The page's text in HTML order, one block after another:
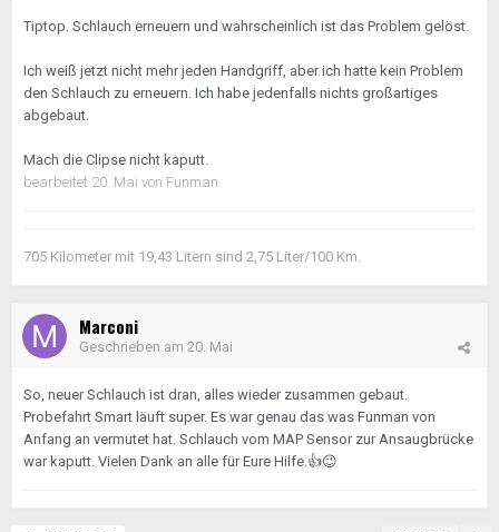
Tiptop. Schlauch erneuern und wahrscheinlich ist das Problem gelöst.
Ich weiß jetzt nicht mehr jeden Handgriff, aber ich hatte kein Problem
den Schlauch zu erneuern. Ich habe jedenfalls nichts großartiges
abgebaut.
Mach die Clipse nicht kaputt.
bearbeitet 20. Mai von Funman
705 Kilometer mit 19,43 Litern sind 2,75 Liter/100 Km.
Marconi
Geschrieben am 20. Mai
So, neuer Schlauch ist dran, alles wieder zusammen gebaut.
Probefahrt Smart läuft super. Es war genau das was Funman von
Anfang an vermutet hat. Schlauch vom MAP Sensor zur Ansaugbrücke
war kaputt. Vielen Dank an alle für Eure Hilfe.👍😉